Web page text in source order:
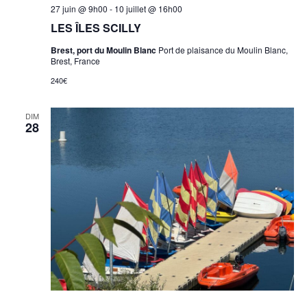
LES ÎLES SCILLY
27 juin @ 9h00 - 10 juillet @ 16h00
Brest, port du Moulin Blanc Port de plaisance du Moulin Blanc,
Brest, France
240€
DIM
28